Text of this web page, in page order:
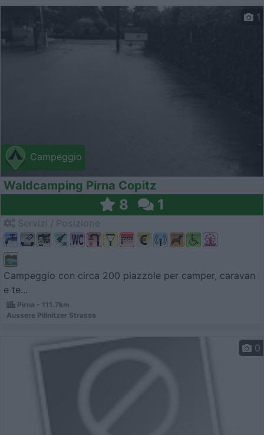
Campeggio
1
Waldcamping Pirna Copitz
8 1
Campeggio con circa 200 piazzole per camper, caravan
e te...
Pirna - 111.7km
Aussere Pillnitzer Strasse
0